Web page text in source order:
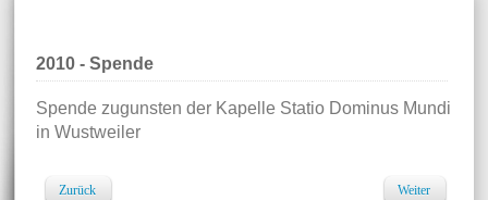
2010 - Spende
Spende zugunsten der Kapelle Statio Dominus Mundi
in Wustweiler
Zurück Weiter